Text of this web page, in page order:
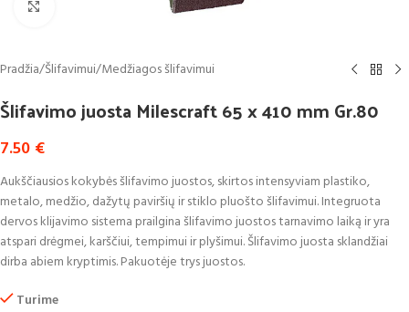
Pradžia/Šlifavimui/Medžiagos šlifavimui
Šlifavimo juosta Milescraft 65 x 410 mm Gr.80
7.50 €
Aukščiausios kokybės šlifavimo juostos, skirtos intensyviam plastiko,
metalo, medžio, dažytų paviršių ir stiklo pluošto šlifavimui.Integruota
dervos klijavimo sistema prailgina šlifavimo juostos tarnavimo laiką ir yra
atspari drėgmei, karščiui, tempimui ir plyšimui. Šlifavimo juosta sklandžiai
dirba abiem kryptimis. Pakuotėje trys juostos.
Turime